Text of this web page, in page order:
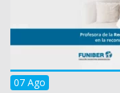
07 Ago